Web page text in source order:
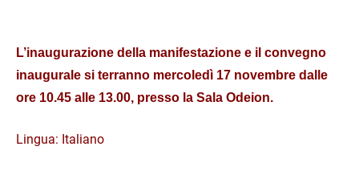
L’inaugurazione della manifestazione e il convegno
inaugurale si terranno mercoledì 17 novembre dalle
ore 10.45 alle 13.00, presso la Sala Odeion.
Lingua: Italiano